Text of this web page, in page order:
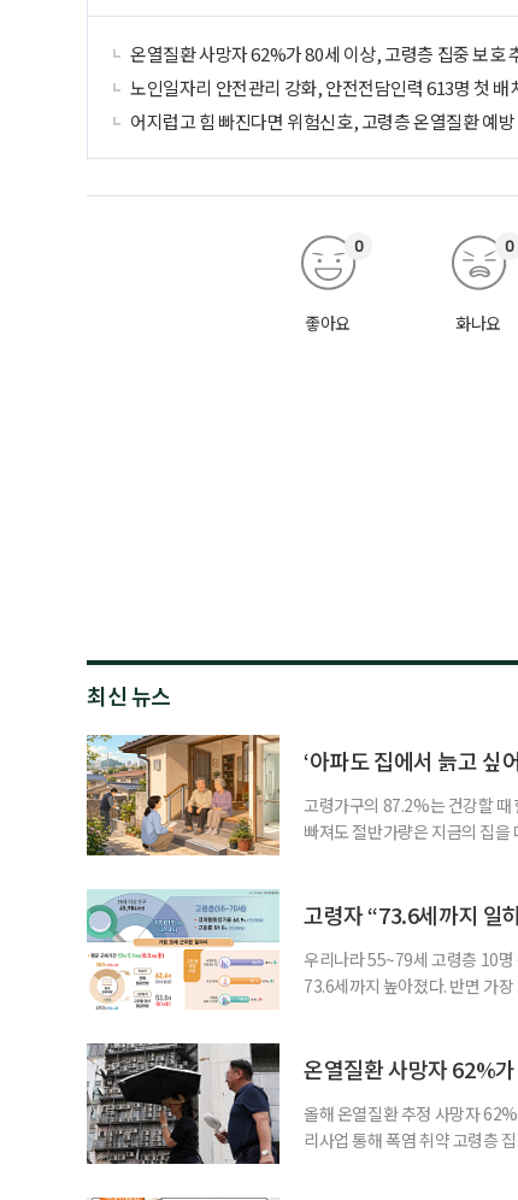
온열질환 사망자 62%가 80세 이상, 고령층 집중 보호
노인일자리 안전관리 강화, 안전전담인력 613명 첫 배
어지럽고 힘 빠진다면 위험신호, 고령층 온열질환 예
좋아요
0
화나요
0
최신 뉴스
‘아파도 집에서 늙고 싶
고령가구의 87.2%는 건강할 때
빠져도 절반가량은 지금의 집
여름호에 실린 ‘통합돌봄 시행
고령자 “73.6세까지 일
우리나라 55~79세 고령층 10명
73.6세까지 높아졌다. 반면 가
7000명으로, 1년 전보다 57만
온열질환 사망자 62%
올해 온열질환 추정 사망자
리사업 통해 폭염 취약 고령층